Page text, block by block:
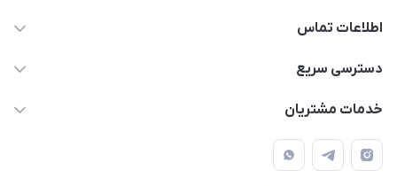
اطلاعات تماس
09924035290
تهران - شهریار (فروش حضوری نداریم)
دسترسی سریع
حساب کاربری
درباره ما
خدمات مشتریان
قوانین و مقررات
حریم شخصی کاربران